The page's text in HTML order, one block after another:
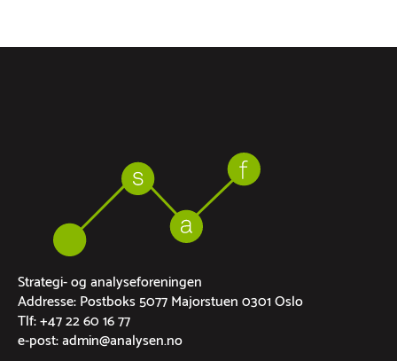
Strategi- og analyseforeningen
Addresse: Postboks 5077 Majorstuen 0301 Oslo
Tlf: +47 22 60 16 77
e-post: admin@analysen.no